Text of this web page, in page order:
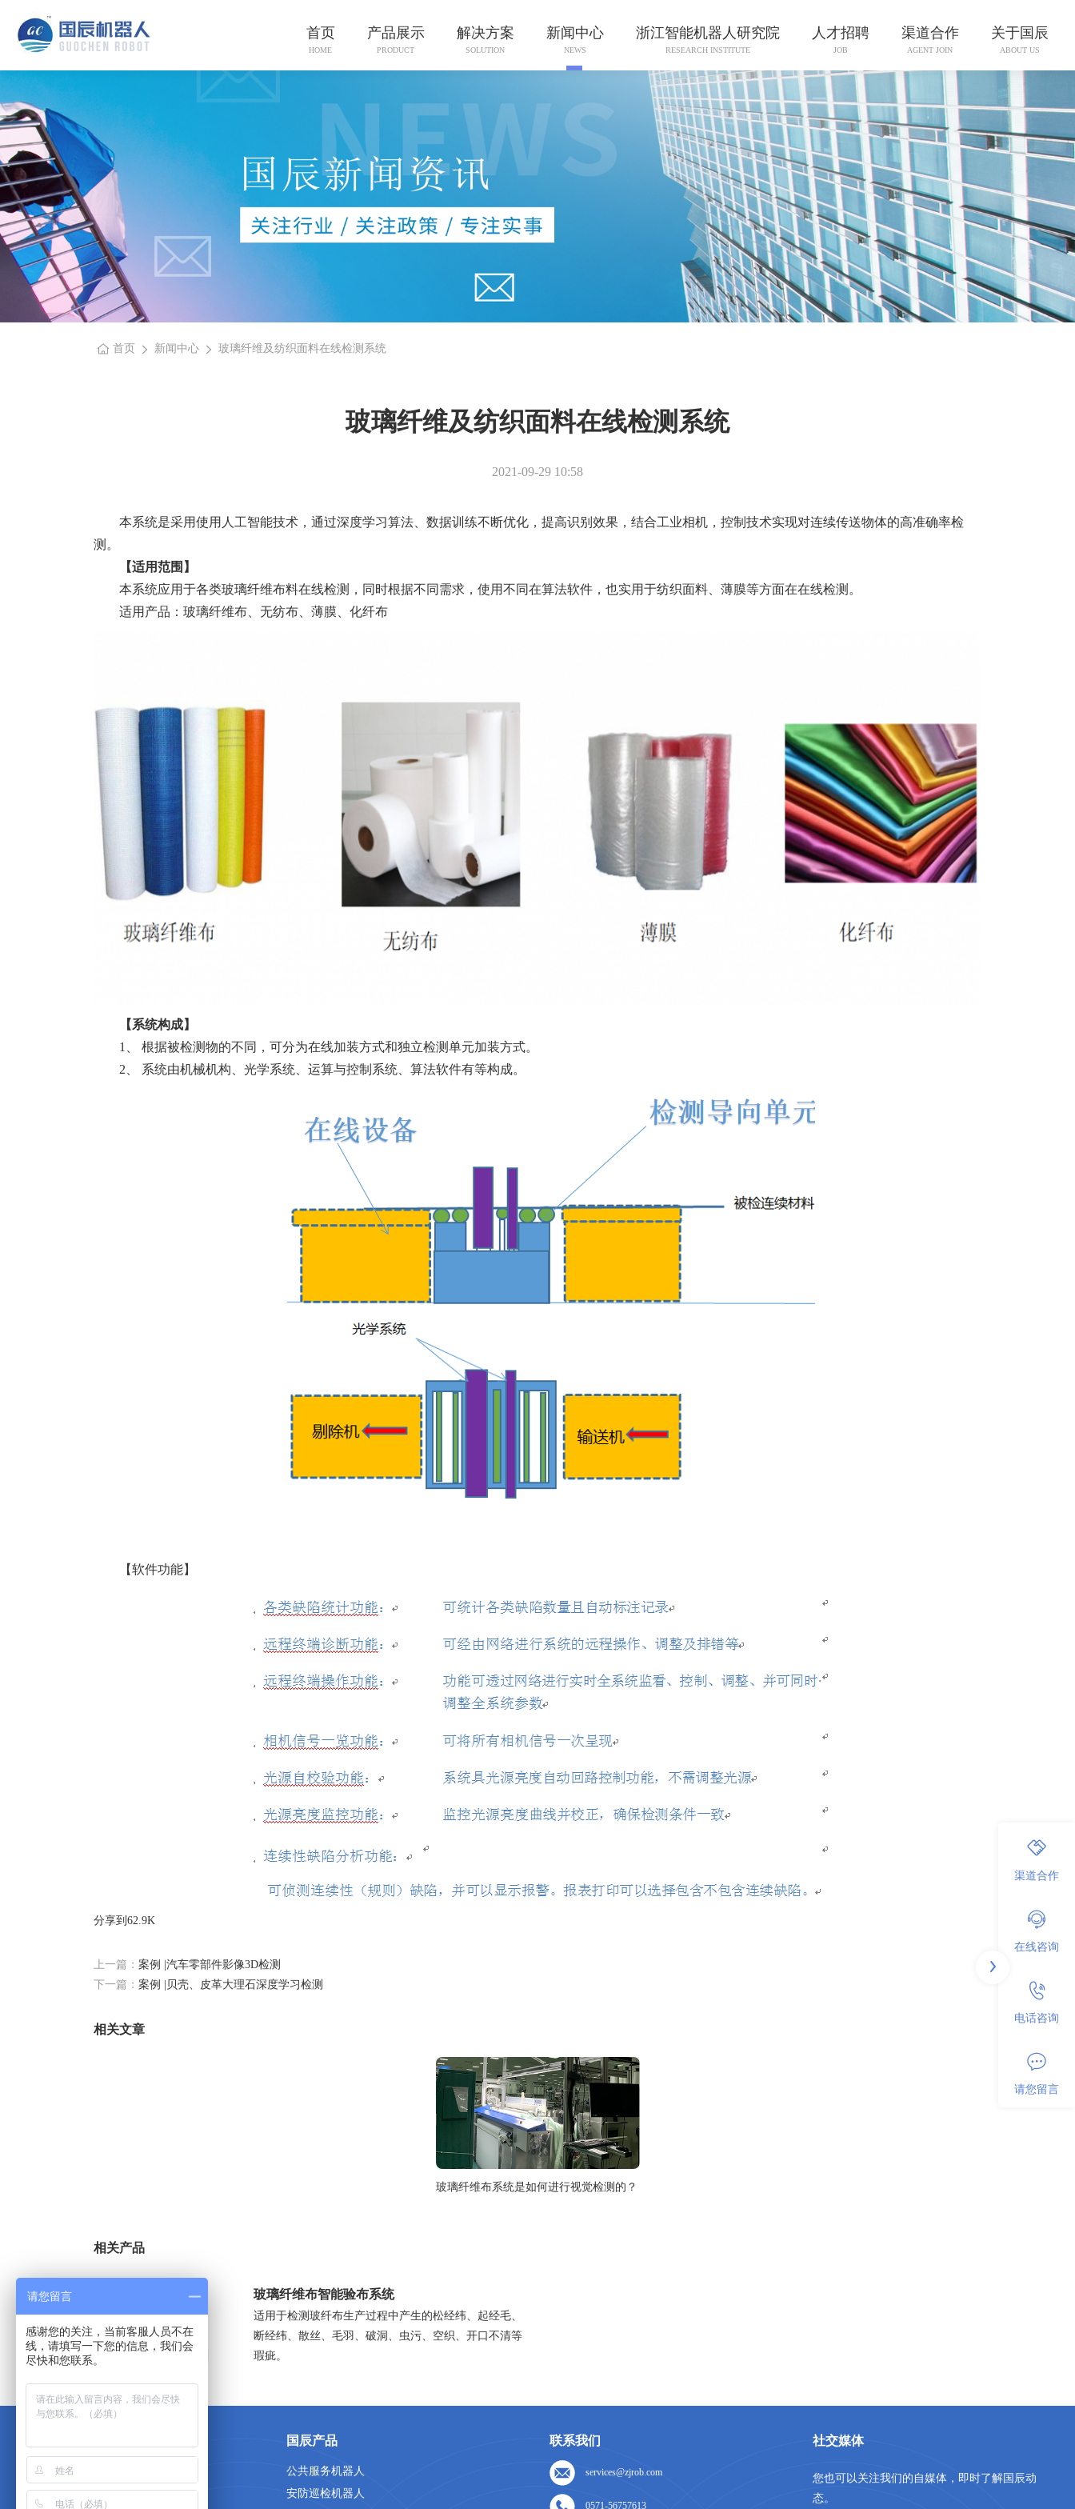
首页
HOME
产品展示
PRODUCT
解决方案
SOLUTION
新闻中心
NEWS
浙江智能机器人研究院
RESEARCH INSTITUTE
人才招聘
JOB
渠道合作
AGENT JOIN
关于国辰
ABOUT US
首页 新闻中心 玻璃纤维及纺织面料在线检测系统
玻璃纤维及纺织面料在线检测系统
2021-09-29 10:58
本系统是采用使用人工智能技术，通过深度学习算法、数据训练不断优化，提高识别效果，结合工业相机，控制技术实现对连续传送物体的高准确率检
测。
【适用范围】
本系统应用于各类玻璃纤维布料在线检测，同时根据不同需求，使用不同在算法软件，也实用于纺织面料、薄膜等方面在在线检测。
适用产品：玻璃纤维布、无纺布、薄膜、化纤布
【系统构成】
1、 根据被检测物的不同，可分为在线加装方式和独立检测单元加装方式。
2、 系统由机械机构、光学系统、运算与控制系统、算法软件有等构成。
【软件功能】
分享到 62.9K
上一篇： 案例 |汽车零部件影像3D检测
下一篇： 案例 |贝壳、皮革大理石深度学习检测
相关文章
玻璃纤维布系统是如何进行视觉检测的？
相关产品
玻璃纤维布智能验布系统
适用于检测玻纤布生产过程中产生的松经纬、起经毛、
断经纬、散丝、毛羽、破洞、虫污、空织、开口不清等
瑕疵。
首页
关于我们
国辰产品
公共服务机器人
安防巡检机器人
联系我们
services@zjrob.com
0571-56757613
社交媒体
您也可以关注我们的自媒体，即时了解国辰动
态。
渠道合作
在线咨询
电话咨询
请您留言
请您留言
感谢您的关注，当前客服人员不在
线，请填写一下您的信息，我们会
尽快和您联系。